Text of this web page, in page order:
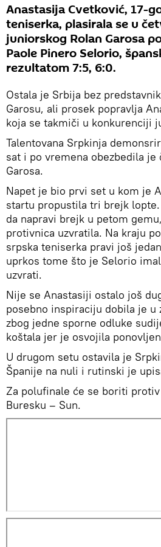
Anastasija Cvetković, 17-
teniserka, plasirala se u
juniorskog Rolan Garosa
Paole Pinero Selorio,
rezultatom 7:5, 6:0.
Ostala je Srbija bez
Garosu, ali prosek popravlja
koja se takmiči u konkurenciji
Talentovana Srpkinja
sat i po vremena obezbedila je
Garosa.
Napet je bio prvi set u kom je
startu propustila tri brejk
da napravi brejk u petom
protivnica uzvratila. Na kraju
srpska teniserka pravi još
uprkos tome što je Selorio
uzvrati.
Nije se Anastasiji ostalo još
posebno inspiraciju dobila je u
zbog jedne sporne odluke
koštala jer je osvojila
U drugom setu ostavila je
Španije na nuli i rutinski je
Za polufinale će se boriti
Buresku – Sun.